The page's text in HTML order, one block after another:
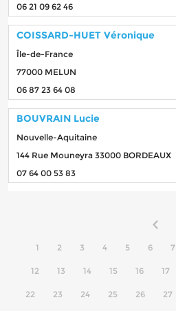
06 21 09 62 46
COISSARD-HUET Véronique
Île-de-France
77000 MELUN
06 87 23 64 08
BOUVRAIN Lucie
Nouvelle-Aquitaine
144 Rue Mouneyra 33000 BORDEAUX
07 64 00 53 83
1 2 3 4 5 6 7
12 13 14 15 16 17
22 23 24 25 26 27